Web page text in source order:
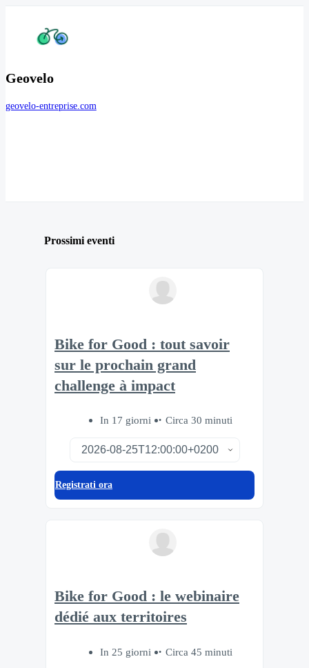
Geovelo
geovelo-entreprise.com
Prossimi eventi
Bike for Good : tout savoir
sur le prochain grand
challenge à impact
In 17 giorni Circa 30 minuti
Registrati ora
Bike for Good : le webinaire
dédié aux territoires
In 25 giorni
Circa 45 minuti